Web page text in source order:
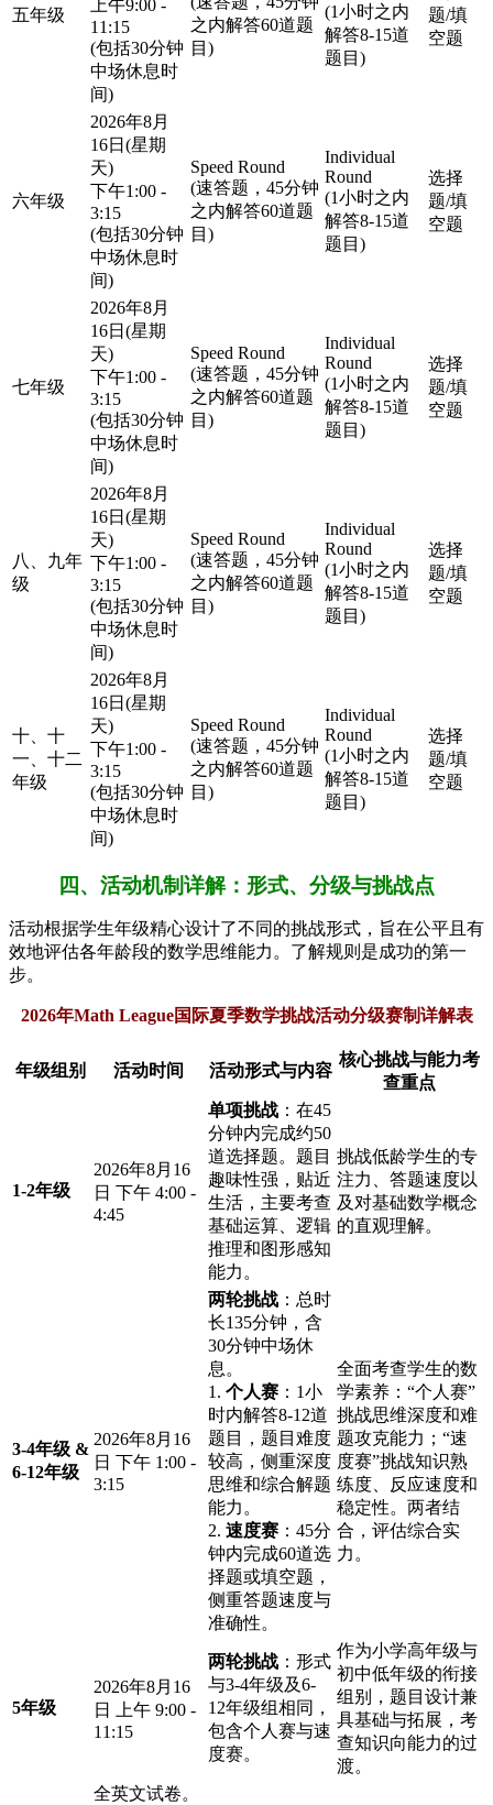
五年级
上午9:00 -
11:15
(包括30分钟
中场休息时
间)
之内解答60道题
目)
(1小时之内
解答8-15道
题目)
题/填
空题
六年级
2026年8月
16日(星期
天)
下午1:00 -
3:15
(包括30分钟
中场休息时
间)
Speed Round
(速答题，45分钟
之内解答60道题
目)
Individual
Round
(1小时之内
解答8-15道
题目)
选择
题/填
空题
七年级
2026年8月
16日(星期
天)
下午1:00 -
3:15
(包括30分钟
中场休息时
间)
Speed Round
(速答题，45分钟
之内解答60道题
目)
Individual
Round
(1小时之内
解答8-15道
题目)
选择
题/填
空题
八、九年
级
2026年8月
16日(星期
天)
下午1:00 -
3:15
(包括30分钟
中场休息时
间)
Speed Round
(速答题，45分钟
之内解答60道题
目)
Individual
Round
(1小时之内
解答8-15道
题目)
选择
题/填
空题
十、十
一、十二
年级
2026年8月
16日(星期
天)
下午1:00 -
3:15
(包括30分钟
中场休息时
间)
Speed Round
(速答题，45分钟
之内解答60道题
目)
Individual
Round
(1小时之内
解答8-15道
题目)
选择
题/填
空题
四、活动机制详解：形式、分级与挑战点
活动根据学生年级精心设计了不同的挑战形式，旨在公平且有
效地评估各年龄段的数学思维能力。了解规则是成功的第一
步。
2026年Math League国际夏季数学挑战活动分级赛制详解表
年级组别 活动时间 活动形式与内容
核心挑战与能力考
查重点
1-2年级
2026年8月16
日 下午 4:00 -
4:45
单项挑战 ：在45
分钟内完成约50
道选择题。题目
趣味性强，贴近
生活，主要考查
基础运算、逻辑
推理和图形感知
能力。
挑战低龄学生的专
注力、答题速度以
及对基础数学概念
的直观理解。
3-4年级 &
6-12年级
2026年8月16
日 下午 1:00 -
3:15
两轮挑战 ：总时
长135分钟，含
30分钟中场休
息。
1. 个人赛 ：1小
时内解答8-12道
题目，题目难度
较高，侧重深度
思维和综合解题
能力。
2. 速度赛 ：45分
钟内完成60道选
择题或填空题，
侧重答题速度与
准确性。
全面考查学生的数
学素养：“个人赛”
挑战思维深度和难
题攻克能力；“速
度赛”挑战知识熟
练度、反应速度和
稳定性。两者结
合，评估综合实
力。
5年级
2026年8月16
日 上午 9:00 -
11:15
两轮挑战 ：形式
与3-4年级及6-
12年级组相同，
包含个人赛与速
度赛。
作为小学高年级与
初中低年级的衔接
组别，题目设计兼
具基础与拓展，考
查知识向能力的过
渡。
全英文试卷。